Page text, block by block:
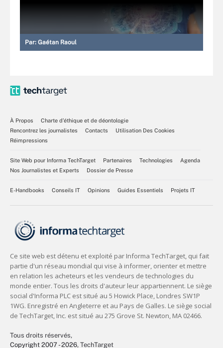
Par: Gaétan Raoul
À Propos
Charte d’éthique et de déontologie
Rencontrez les journalistes
Contacts
Utilisation Des Cookies
Réimpressions
Site Web pour Informa TechTarget Partenaires Technologies
Agenda
Nos Journalistes et Experts
Dossier de Presse
E-Handbooks Conseils IT Opinions Guides Essentiels Projets IT
Tous droits réservés,
Copyright 2007 - 2026, TechTarget